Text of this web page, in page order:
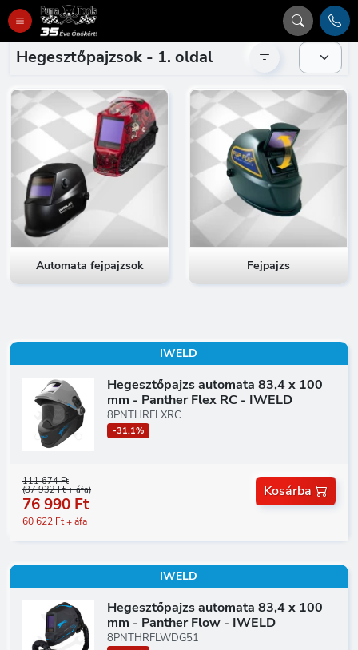
Hegesztőpajzsok - 1. oldal
Automata fejpajzsok Fejpajzs
IWELD
Hegesztőpajzs automata 83,4 x 100
mm - Panther Flex RC - IWELD
8PNTHRFLXRC
-31.1%
111 674 Ft
(87 932 Ft + áfa)
76 990 Ft
60 622 Ft + áfa
Kosárba
IWELD
Hegesztőpajzs automata 83,4 x 100
mm - Panther Flow - IWELD
8PNTHRFLWDG51